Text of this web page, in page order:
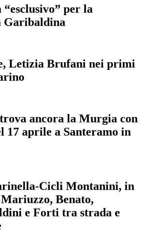
“esclusivo” per la
Garibaldina
Letizia Brufani nei primi
ancora la Murgia con
17 aprile a Santeramo in
Cicli Montanini, in
Benato,
e Forti tra strada e